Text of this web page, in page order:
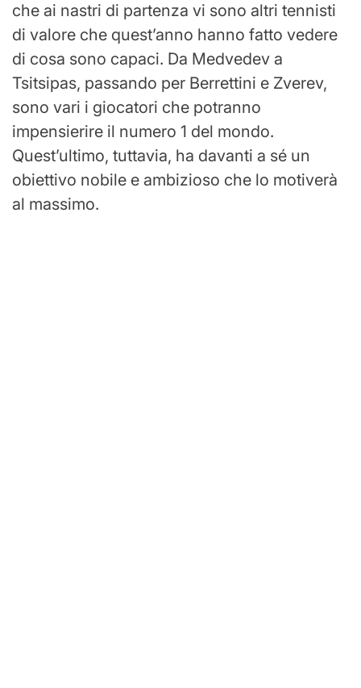
che ai nastri di partenza vi sono altri tennisti
di valore che quest’anno hanno fatto vedere
di cosa sono capaci. Da Medvedev a
Tsitsipas, passando per Berrettini e Zverev,
sono vari i giocatori che potranno
impensierire il numero 1 del mondo.
Quest’ultimo, tuttavia, ha davanti a sé un
obiettivo nobile e ambizioso che lo motiverà
al massimo.